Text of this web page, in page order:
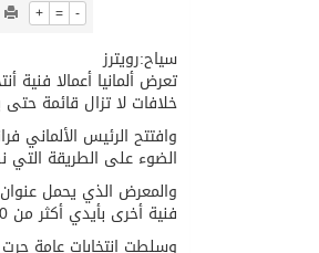
+ = -
سياح:رويترز
خلافات لا تزال قائمة حتى بعد مرور 27
وافتتح الرئيس
الضوء على الطريقة التي
والمعرض الذي يحمل
فنية أخرى بأيدي أكثر من 80 فنانا منذ قيام ألمانيا الشرقية عام 1949 وحتى سقوط جدار برلين في عام 1989.